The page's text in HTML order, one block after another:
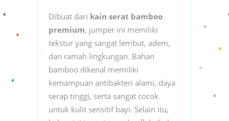
Dibuat dari kain serat bamboo
premium, jumper ini memiliki
tekstur yang sangat lembut, adem,
dan ramah lingkungan. Bahan
bamboo dikenal memiliki
kemampuan antibakteri alami, daya
serap tinggi, serta sangat cocok
untuk kulit sensitif bayi. Selain itu,